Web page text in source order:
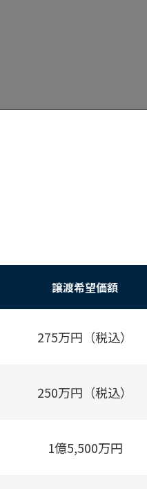
譲渡希望価額
275万円（税込）
250万円（税込）
1億5,500万円